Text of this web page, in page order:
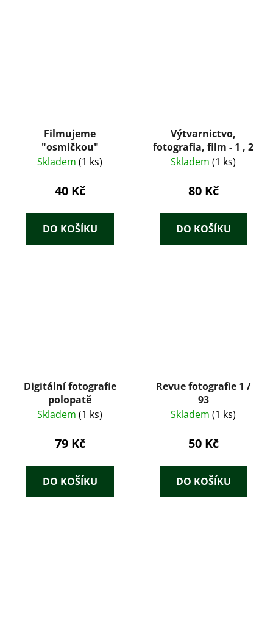
Filmujeme
"osmičkou"
Skladem (1 ks)
40 Kč
DO KOŠÍKU
Výtvarnictvo,
fotografia, film - 1 , 2
Skladem (1 ks)
80 Kč
DO KOŠÍKU
Digitální fotografie
polopatě
Skladem (1 ks)
79 Kč
DO KOŠÍKU
Revue fotografie 1 /
93
Skladem (1 ks)
50 Kč
DO KOŠÍKU